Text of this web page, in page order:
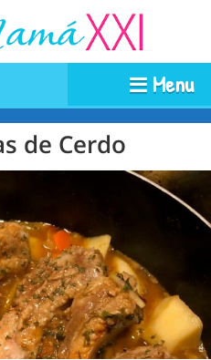
Menu
de Cerdo